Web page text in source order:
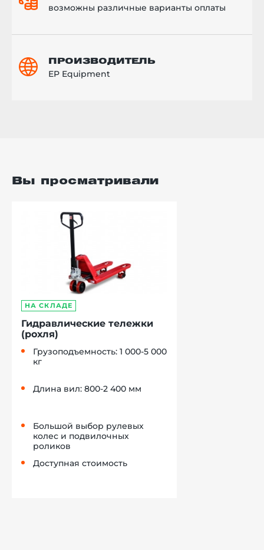
возможны различные варианты оплаты
ПРОИЗВОДИТЕЛЬ
EP Equipment
Вы просматривали
НА СКЛАДЕ
Гидравлические тележки
(рохля)
Грузоподъемность: 1 000-5 000
кг
Длина вил: 800-2 400 мм
Большой выбор рулевых
колес и подвилочных
роликов
Доступная стоимость